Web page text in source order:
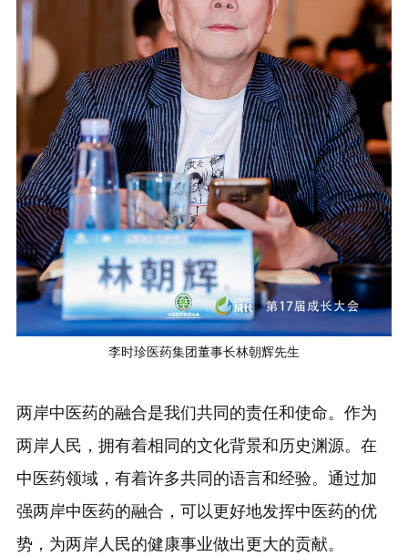
李时珍医药集团董事长林朝辉先生
两岸中医药的融合是我们共同的责任和使命。作为
两岸人民，拥有着相同的文化背景和历史渊源。在
中医药领域，有着许多共同的语言和经验。通过加
强两岸中医药的融合，可以更好地发挥中医药的优
势，为两岸人民的健康事业做出更大的贡献。